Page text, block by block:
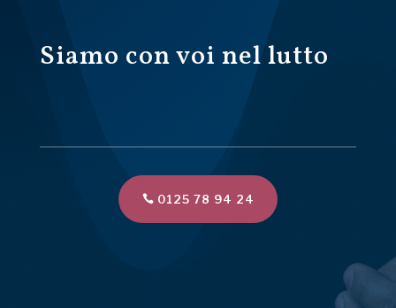
Siamo con voi nel lutto
0125 78 94 24